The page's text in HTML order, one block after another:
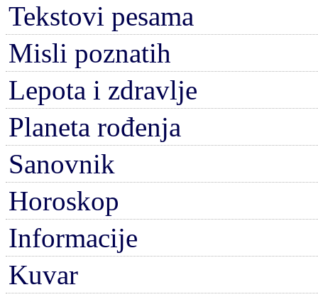
Tekstovi pesama
Misli poznatih
Lepota i zdravlje
Planeta rođenja
Sanovnik
Horoskop
Informacije
Kuvar